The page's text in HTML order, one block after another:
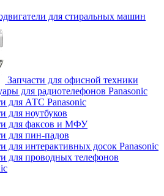
для стиральных машин
Запчасти для офисной техники
для радиотелефонов Panasonic
для АТС Panasonic
для ноутбуков
для факсов и МФУ
для пин-падов
для интерактивных досок Panasonic
для проводных телефонов